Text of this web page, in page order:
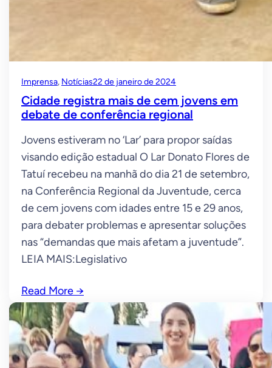
Imprensa, Notícias22 de janeiro de 2024
Cidade registra mais de cem jovens em
debate de conferência regional
Jovens estiveram no ‘Lar’ para propor saídas
visando edição estadual O Lar Donato Flores de
Tatuí recebeu na manhã do dia 21 de setembro,
na Conferência Regional da Juventude, cerca
de cem jovens com idades entre 15 e 29 anos,
para debater problemas e apresentar soluções
nas “demandas que mais afetam a juventude”.
LEIA MAIS:Legislativo
Read More →